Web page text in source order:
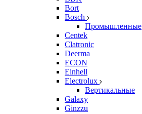
Bort
Bosch
Промышленные
Centek
Clatronic
Deerma
ECON
Einhell
Electrolux
Вертикальные
Galaxy
Ginzzu